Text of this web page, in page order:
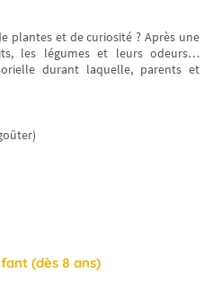
plantes et de curiosité ? Après une
les légumes et leurs odeurs…
durant laquelle, parents et
(dès 8 ans)